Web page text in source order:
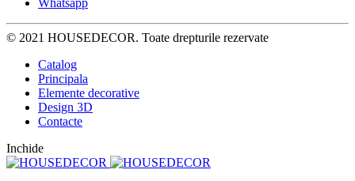
© 2021 HOUSEDECOR. Toate drepturile rezervate
Catalog
Principala
Elemente decorative
Design 3D
Contacte
Inchide